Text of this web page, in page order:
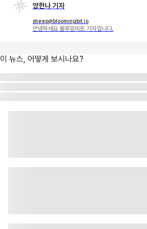
양한나 기자
sheep@bloomingbit.io
안녕하세요 블루밍비트 기자입니다.
이 뉴스, 어떻게 보시나요?